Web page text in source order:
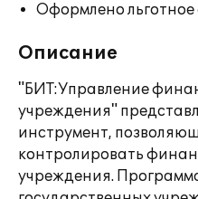
Оформлено
Описание
"БИТ:Управление
учреждения"
инструмент,
контролировать
учреждения.